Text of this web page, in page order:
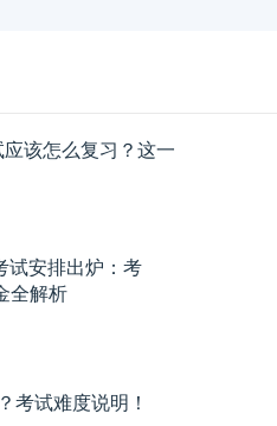
应该怎么复习？这一
试安排出炉：考
全解析
考试难度说明！